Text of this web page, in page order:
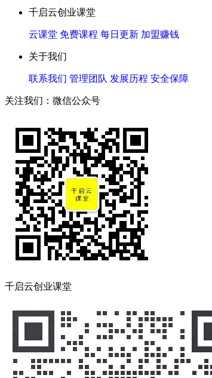
千启云创业课堂
云课堂 免费课程 每日更新 加盟赚钱
关于我们
联系我们 管理团队 发展历程 安全保障
关注我们：微信公众号
千启云创业课堂